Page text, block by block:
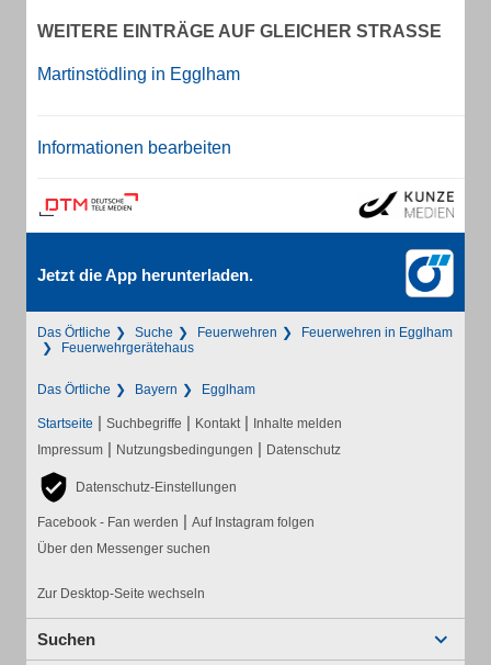
WEITERE EINTRÄGE AUF GLEICHER STRASSE
Martinstödling in Egglham
Informationen bearbeiten
Jetzt die App herunterladen.
Das Örtliche Suche Feuerwehren
Feuerwehren in Egglham
Feuerwehrgerätehaus
Das Örtliche Bayern Egglham
Startseite | Suchbegriffe | Kontakt | Inhalte melden
Impressum | Nutzungsbedingungen | Datenschutz
Datenschutz-Einstellungen
Facebook - Fan werden | Auf Instagram folgen
Über den Messenger suchen
Zur Desktop-Seite wechseln
Suchen